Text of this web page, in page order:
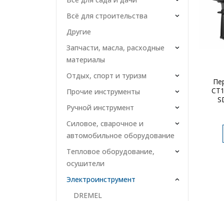
Всё для строительства
Другие
Запчасти, масла, расходные
материалы
Отдых, спорт и туризм
Прочие инструменты
Ручной инструмент
Силовое, сварочное и
автомобильное оборудование
Тепловое оборудование,
осушители
Электроинструмент
DREMEL